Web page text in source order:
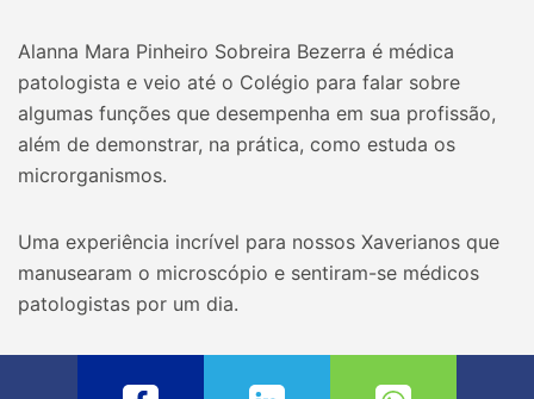
Alanna Mara Pinheiro Sobreira Bezerra é médica
patologista e veio até o Colégio para falar sobre
algumas funções que desempenha em sua profissão,
além de demonstrar, na prática, como estuda os
microrganismos.
Uma experiência incrível para nossos Xaverianos que
manusearam o microscópio e sentiram-se médicos
patologistas por um dia.